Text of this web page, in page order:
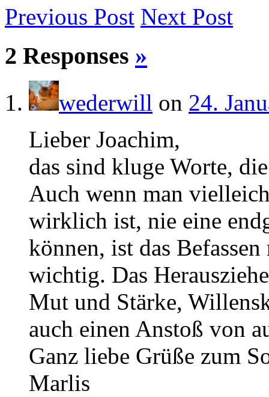
Previous Post Next Post
2 Responses »
wederwill on 24.
Lieber Joachim,
das sind kluge Worte,
Auch wenn man
wirklich ist, nie eine
können, ist das
wichtig. Das
Mut und Stärke,
auch einen Anstoß von
Ganz liebe Grüße zum
Marlis